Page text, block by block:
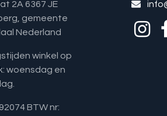
2A 6367 JE
gemeente
Nederland
winkel op
woensdag en
BTW nr: